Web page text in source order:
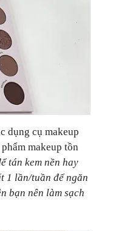
dụng cụ makeup
makeup tồn
tán kem nền hay
1 lần/tuần để ngăn
bạn nên làm sạch